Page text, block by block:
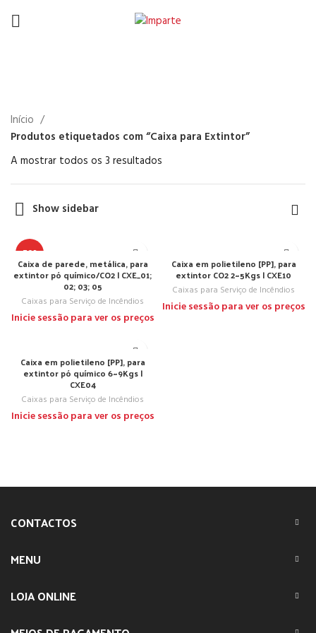
Início
Produtos etiquetados com “Caixa para Extintor”
A mostrar todos os 3 resultados
Show sidebar
TOP
Caixa de parede, metálica, para
extintor pó químico/CO2 | CXE_01;
02; 03; 05
Caixas para Serviço de Incêndios
Inicie sessão para ver os preços
Caixa em polietileno [PP], para
extintor CO2 2~5Kgs | CXE10
Caixas para Serviço de Incêndios
Inicie sessão para ver os preços
Caixa em polietileno [PP], para
extintor pó químico 6~9Kgs |
CXE04
Caixas para Serviço de Incêndios
Inicie sessão para ver os preços
CONTACTOS
MENU
LOJA ONLINE